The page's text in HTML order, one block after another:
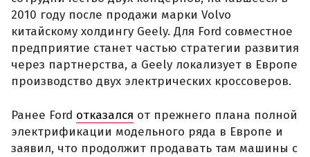
2010 году после продажи марки Volvo
китайскому холдингу Geely. Для Ford совместное
предприятие станет частью стратегии развития
через партнерства, а Geely локализует в Европе
производство двух электрических кроссоверов.
Ранее Ford отказался от прежнего плана полной
электрификации модельного ряда в Европе и
заявил, что продолжит продавать там машины с